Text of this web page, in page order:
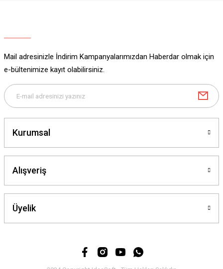
Bu ürüne benzer farklı alternatifler olmalı.
Mail adresinizle İndirim Kampanyalarımızdan Haberdar olmak için
e-bültenimize kayıt olabilirsiniz.
Kurumsal
Alışveriş
Üyelik